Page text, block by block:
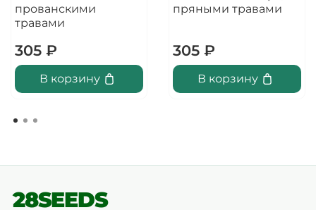
прованскими
травами
305 ₽
В корзину
пряными травами
305 ₽
В корзину
28SEEDS